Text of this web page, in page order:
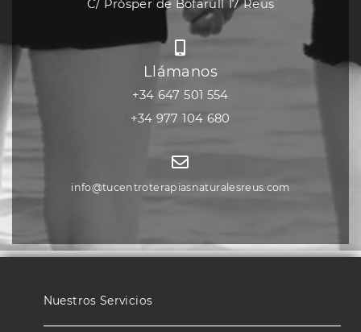
C/ Pròsper de Bofarull 17 Reus
Llámanos
+34 647 501 554
+34 977 104 680
info@tucentroterapiasnaturalesreus.com
Nuestros Servicios